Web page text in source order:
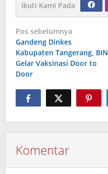
Ikuti Kami Pada
Navigasi
pos
Pos sebelumnya
Gandeng Dinkes
Kabupaten Tangerang, BIN
Gelar Vaksinasi Door to
Door
Komentar